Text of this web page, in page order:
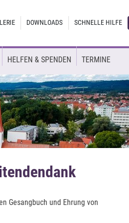
DOWNLOADS SCHNELLE HILFE
HELFEN & SPENDEN TERMINE
Gesangbuch und Ehrung von